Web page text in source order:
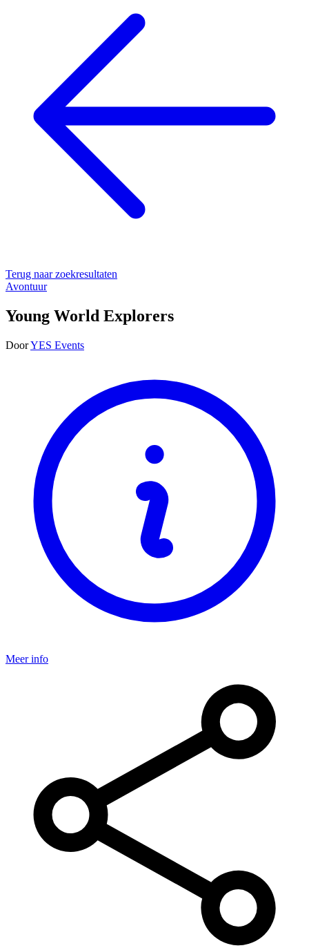
Terug naar zoekresultaten
Avontuur
Young World Explorers
DoorYES Events
Meer info